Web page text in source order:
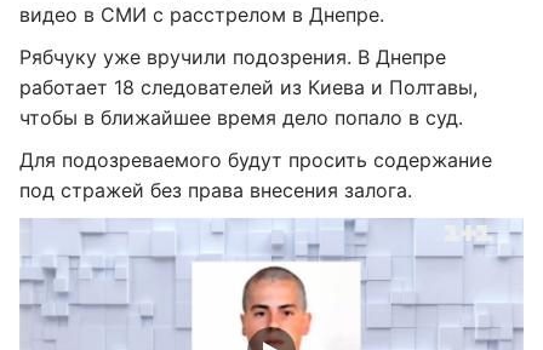
видео в СМИ с расстрелом в Днепре.
Рябчуку уже вручили подозрения. В Днепре
работает 18 следователей из Киева и Полтавы,
чтобы в ближайшее время дело попало в суд.
Для подозреваемого будут просить содержание
под стражей без права внесения залога.